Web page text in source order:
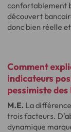
confortablement
découvert
donc bien réelle
Comment
indicateurs
pessimiste des
M.E. La
trois facteurs.
dynamique